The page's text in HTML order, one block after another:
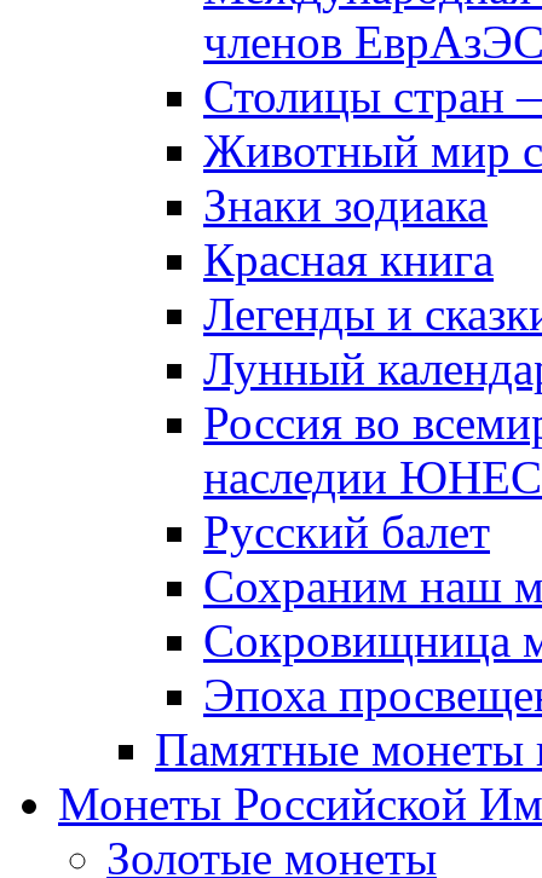
членов
Столицы стран
Животный мир
Знаки зодиака
Красная книга
Легенды и
Лунный
Россия во
наследии
Русский балет
Сохраним наш
Сокровищница
Эпоха
Памятные монеты
Монеты Российской
Золотые монеты